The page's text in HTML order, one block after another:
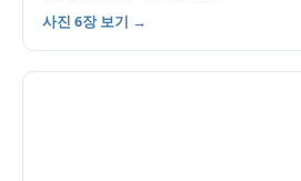
사진 6장 보기 →